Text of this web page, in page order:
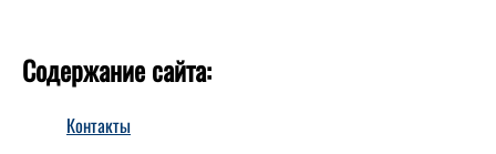
Содержание сайта:
Контакты